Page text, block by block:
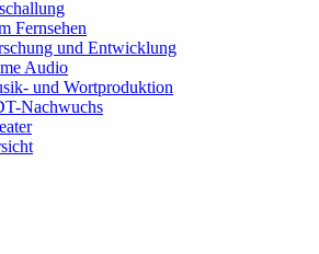
Fernsehen
und Entwicklung
Audio
und Wortproduktion
Nachwuchs